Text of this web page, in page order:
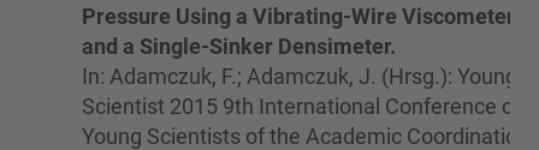
Pressure Using a Vibrating-Wire Viscometer
and a Single-Sinker Densimeter.
In: Adamczuk, F.; Adamczuk, J. (Hrsg.): Young
Scientist 2015 9th International Conference of
Young Scientists of the Academic Coordination